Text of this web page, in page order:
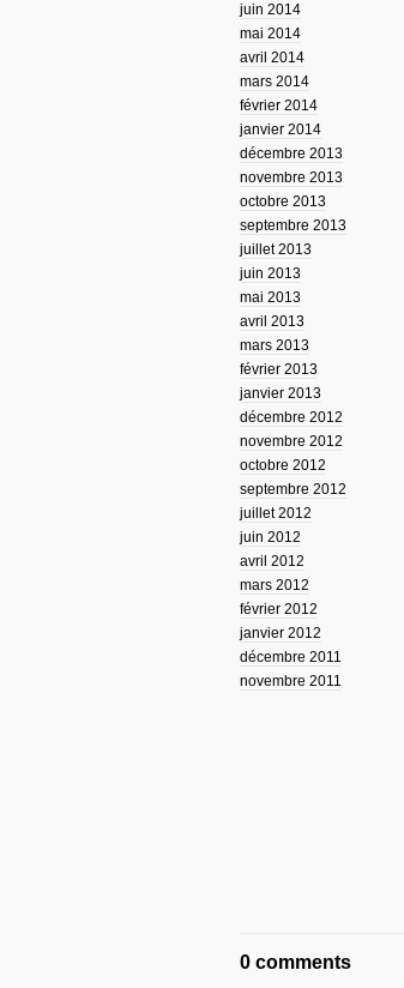
juin 2014
mai 2014
avril 2014
mars 2014
février 2014
janvier 2014
décembre 2013
novembre 2013
octobre 2013
septembre 2013
juillet 2013
juin 2013
mai 2013
avril 2013
mars 2013
février 2013
janvier 2013
décembre 2012
novembre 2012
octobre 2012
septembre 2012
juillet 2012
juin 2012
avril 2012
mars 2012
février 2012
janvier 2012
décembre 2011
novembre 2011
0 comments